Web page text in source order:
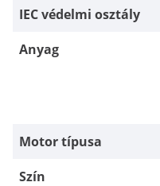
IEC védelmi osztály
Anyag
Motor típusa
Szín